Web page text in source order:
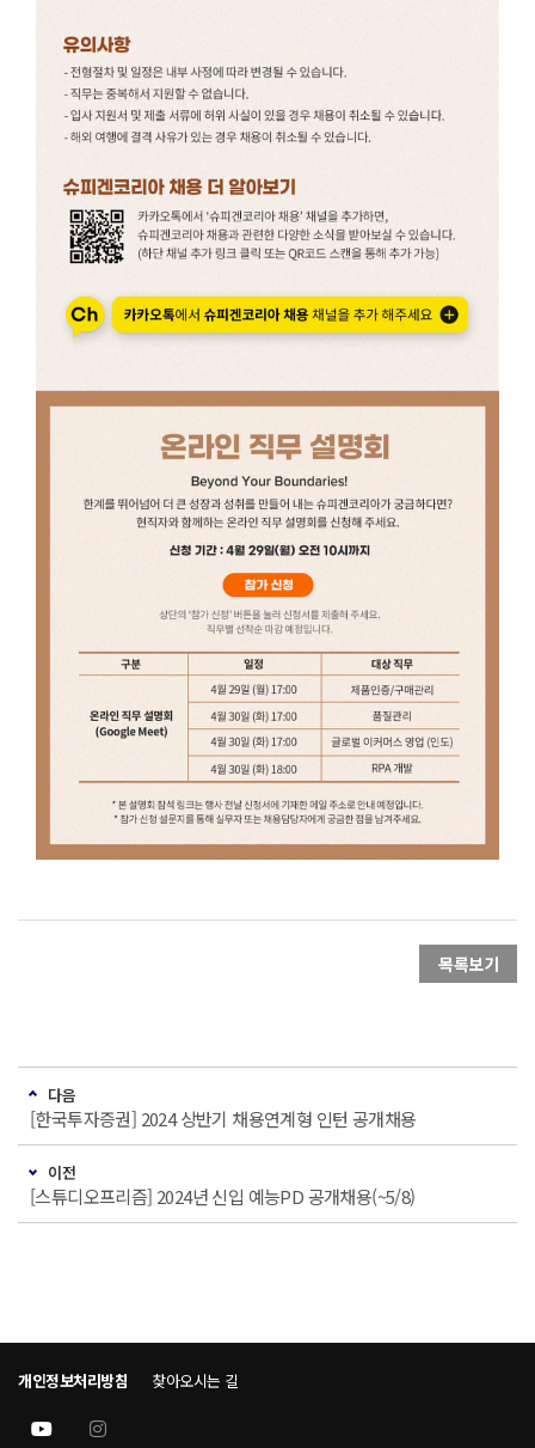
목록보기
다음
[한국투자증권] 2024 상반기 채용연계형 인턴 공개채용
이전
[스튜디오프리즘] 2024년 신입 예능PD 공개채용(~5/8)
개인정보처리방침 찾아오시는 길